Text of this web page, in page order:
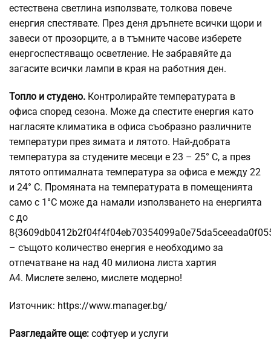
естествена светлина използвате, толкова повече
енергия спестявате. През деня дръпнете всички щори и
завеси от прозорците, а в тъмните часове изберете
енергоспестяващо осветление. Не забравяйте да
загасите всички лампи в края на работния ден.
Топло и студено. Контролирайте температурата в
офиса според сезона. Може да спестите енергия като
нагласяте климатика в офиса съобразно различните
температури през зимата и лятото. Най-добрата
температура за студените месеци е 23 – 25° C, а през
лятото оптималната температура за офиса е между 22
и 24° C. Промяната на температурата в помещенията
само с 1°C може да намали използването на енергията
с до
– същото количество енергия е необходимо за
отпечатване на над 40 милиона листа хартия
А4. Мислете зелено, мислете модерно!
Източник: https://www.manager.bg/
Разгледайте още: софтуер и услуги